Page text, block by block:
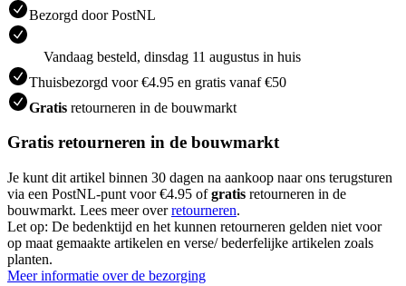
Bezorgd door PostNL
Vandaag besteld, dinsdag 11 augustus in huis
Thuisbezorgd voor €4.95 en gratis vanaf €50
Gratis retourneren in de bouwmarkt
Gratis retourneren in de bouwmarkt
Je kunt dit artikel binnen 30 dagen na aankoop naar ons terugsturen
via een PostNL-punt voor €4.95 ofgratis retourneren in de
bouwmarkt. Lees meer overretourneren.
Let op: De bedenktijd en het kunnen retourneren gelden niet voor
op maat gemaakte artikelen en verse/ bederfelijke artikelen zoals
planten.
Meer informatie over de bezorging